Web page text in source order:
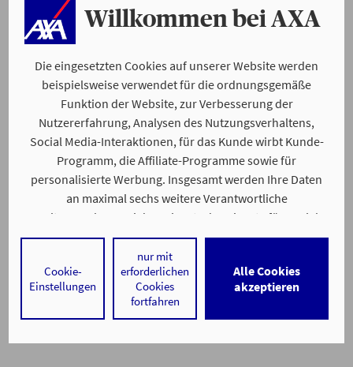
Willkommen bei AXA
Die eingesetzten Cookies auf unserer Website werden
beispielsweise verwendet für die ordnungsgemäße
Funktion der Website, zur Verbesserung der
Nutzererfahrung, Analysen des Nutzungsverhaltens,
Social Media-Interaktionen, für das Kunde wirbt Kunde-
Programm, die Affiliate-Programme sowie für
personalisierte Werbung. Insgesamt werden Ihre Daten
an maximal sechs weitere Verantwortliche
weitergegeben. Bei dem Einsatz der Dienste für Social
Media-Interaktionen und personalisierte Werbung
werden regelmäßig durch den jeweiligen Anbieter
individuelle Profile angelegt und mit Daten von anderen
Webseiten zu umfassenden Nutzungsprofilen von Ihnen
Alle Cookies
akzeptieren
nur mit
erforderlichen
Cookies
fortfahren
Cookie-
Einstellungen